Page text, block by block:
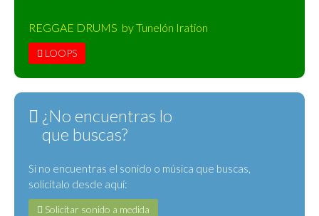
REGGAE DRUMS by Tunelón Iration
LOOPS
¿No encuentras lo
que buscas?
Si no encuentras el sonido o música que buscas,
solicítalo desde aquí:
Solicitar sonido a medida